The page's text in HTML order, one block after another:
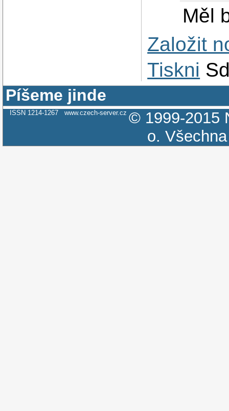
Měl
Založit
Tiskni
Píšeme jinde
ISSN 1214-1267 www.czech-server.cz © 1999-2015
o.